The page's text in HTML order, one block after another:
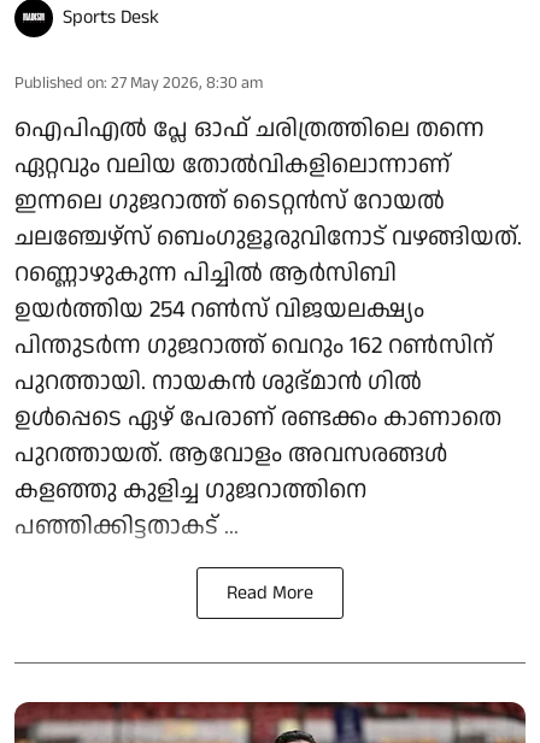
Sports Desk
Published on: 27 May 2026, 8:30 am
ഐപിഎല്‍ പ്ലേ ഓഫ് ചരിത്രത്തിലെ തന്നെ
ഏറ്റവും വലിയ തോല്‍വികളിലൊന്നാണ്
ഇന്നലെ ഗുജറാത്ത് ടൈറ്റന്‍സ് റോയല്‍
ചലഞ്ചേഴ്‌സ് ബെംഗുളൂരുവിനോട് വഴങ്ങിയത്.
റണ്ണൊഴുകുന്ന പിച്ചില്‍ ആര്‍സിബി
ഉയര്‍ത്തിയ 254 റണ്‍സ് വിജയലക്ഷ്യം
പിന്തുടര്‍ന്ന ഗുജറാത്ത് വെറും 162 റണ്‍സിന്
പുറത്തായി. നായകന്‍ ശുഭ്മാന്‍ ഗില്‍
ഉള്‍പ്പെടെ ഏഴ് പേരാണ് രണ്ടക്കം കാണാതെ
പുറത്തായത്. ആവോളം അവസരങ്ങള്‍
കളഞ്ഞു കുളിച്ച ഗുജറാത്തിനെ
പഞ്ഞിക്കിട്ടതാകട് ...
Read More